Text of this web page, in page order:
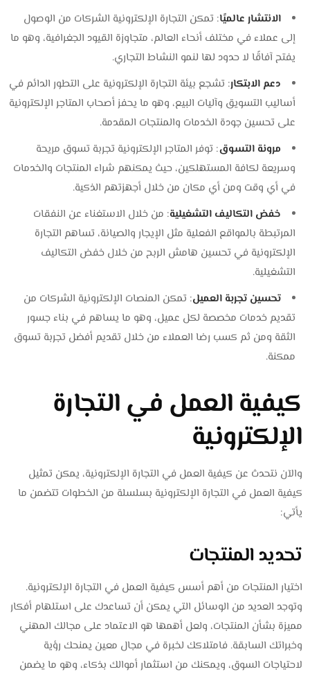
الانتشار عالميًا: تمكن التجارة الإلكترونية الشركات من الوصول
إلى عملاء في مختلف أنحاء العالم، متجاوزة القيود الجغرافية، وهو ما
يفتح آفاقًا لا حدود لها لنمو النشاط التجاري.
دعم الابتكار: تشجع بيئة التجارة الإلكترونية على التطور الدائم في
أساليب التسويق وآليات البيع، وهو ما يحفز أصحاب المتاجر الإلكترونية
على تحسين جودة الخدمات والمنتجات المقدمة.
مرونة التسوق: توفر المتاجر الإلكترونية تجربة تسوق مريحة
وسريعة لكافة المستهلكين، حيث يمكنهم شراء المنتجات والخدمات
في أي وقت ومن أي مكان من خلال أجهزتهم الذكية.
خفض التكاليف التشغيلية: من خلال الاستغناء عن النفقات
المرتبطة بالمواقع الفعلية مثل الإيجار والصيانة، تساهم التجارة
الإلكترونية في تحسين هامش الربح من خلال خفض التكاليف
التشغيلية.
تحسين تجربة العميل: تمكن المنصات الإلكترونية الشركات من
تقديم خدمات مخصصة لكل عميل، وهو ما يساهم في بناء جسور
الثقة ومن ثم كسب رضا العملاء من خلال تقديم أفضل تجربة تسوق
ممكنة.
كيفية العمل في التجارة
الإلكترونية
والآن نتحدث عن كيفية العمل في التجارة الإلكترونية، يمكن تمثيل
كيفية العمل في التجارة الإلكترونية بسلسلة من الخطوات تتضمن ما
يأتي:
تحديد المنتجات
اختيار المنتجات من أهم أسس كيفية العمل في التجارة الإلكترونية.
وتوجد العديد من الوسائل التي يمكن أن تساعدك على استلهام أفكار
مميزة بشأن المنتجات، ولعل أهمها هو الاعتماد على مجالك المهني
وخبراتك السابقة. فامتلاكك لخبرة في مجال معين يمنحك رؤية
لاحتياجات السوق، ويمكنك من استثمار أموالك بذكاء، وهو ما يضمن